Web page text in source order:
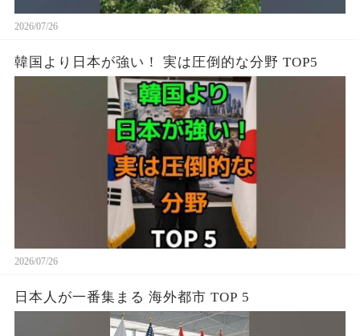
2026/07/26
韓国より日本が強い！ 実は圧倒的な分野 TOP5
2026/07/26
日本人が一番集まる 海外都市 TOP 5